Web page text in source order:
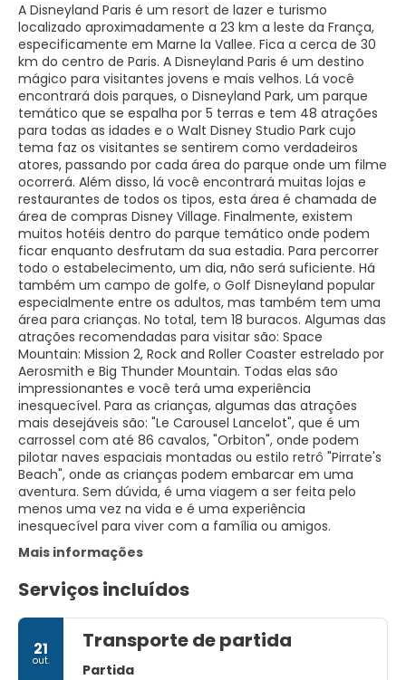
A Disneyland Paris é um resort de lazer e turismo
localizado aproximadamente a 23 km a leste da França,
especificamente em Marne la Vallee. Fica a cerca de 30
km do centro de Paris. A Disneyland Paris é um destino
mágico para visitantes jovens e mais velhos. Lá você
encontrará dois parques, o Disneyland Park, um parque
temático que se espalha por 5 terras e tem 48 atrações
para todas as idades e o Walt Disney Studio Park cujo
tema faz os visitantes se sentirem como verdadeiros
atores, passando por cada área do parque onde um filme
ocorrerá. Além disso, lá você encontrará muitas lojas e
restaurantes de todos os tipos, esta área é chamada de
área de compras Disney Village. Finalmente, existem
muitos hotéis dentro do parque temático onde podem
ficar enquanto desfrutam da sua estadia. Para percorrer
todo o estabelecimento, um dia, não será suficiente. Há
também um campo de golfe, o Golf Disneyland popular
especialmente entre os adultos, mas também tem uma
área para crianças. No total, tem 18 buracos. Algumas das
atrações recomendadas para visitar são: Space
Mountain: Mission 2, Rock and Roller Coaster estrelado por
Aerosmith e Big Thunder Mountain. Todas elas são
impressionantes e você terá uma experiência
inesquecível. Para as crianças, algumas das atrações
mais desejáveis são: "Le Carousel Lancelot", que é um
carrossel com até 86 cavalos, "Orbiton", onde podem
pilotar naves espaciais montadas ou estilo retrô "Pirrate's
Beach", onde as crianças podem embarcar em uma
aventura. Sem dúvida, é uma viagem a ser feita pelo
menos uma vez na vida e é uma experiência
inesquecível para viver com a família ou amigos.
Mais informações
Serviços incluídos
21
out.
Transporte de partida
Partida